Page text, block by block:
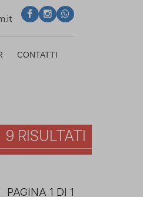
CONTATTI
9 RISULTATI
PAGINA 1 DI 1